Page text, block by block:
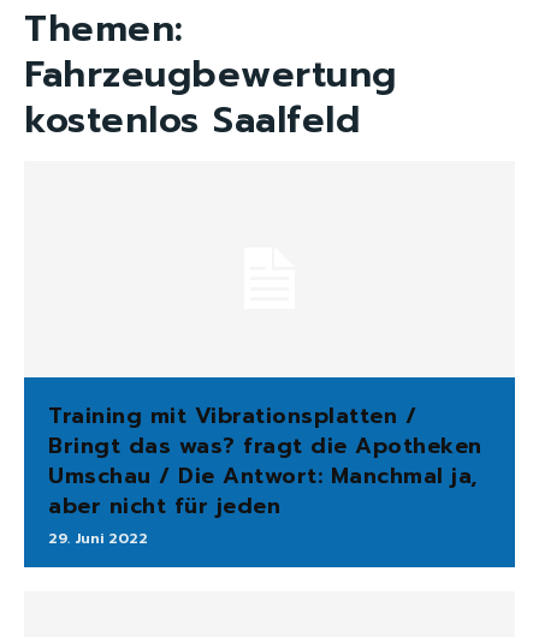
Themen:
Fahrzeugbewertung
kostenlos Saalfeld
Training mit Vibrationsplatten /
Bringt das was? fragt die Apotheken
Umschau / Die Antwort: Manchmal ja,
aber nicht für jeden
29. Juni 2022